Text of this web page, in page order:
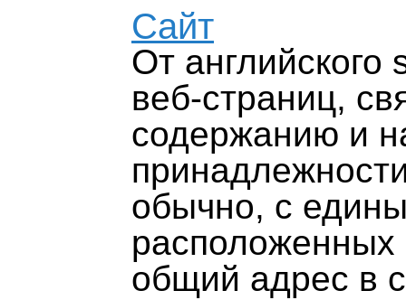
Сайт
От английского
веб-страниц,
содержанию и
обычно, с
общий адрес в